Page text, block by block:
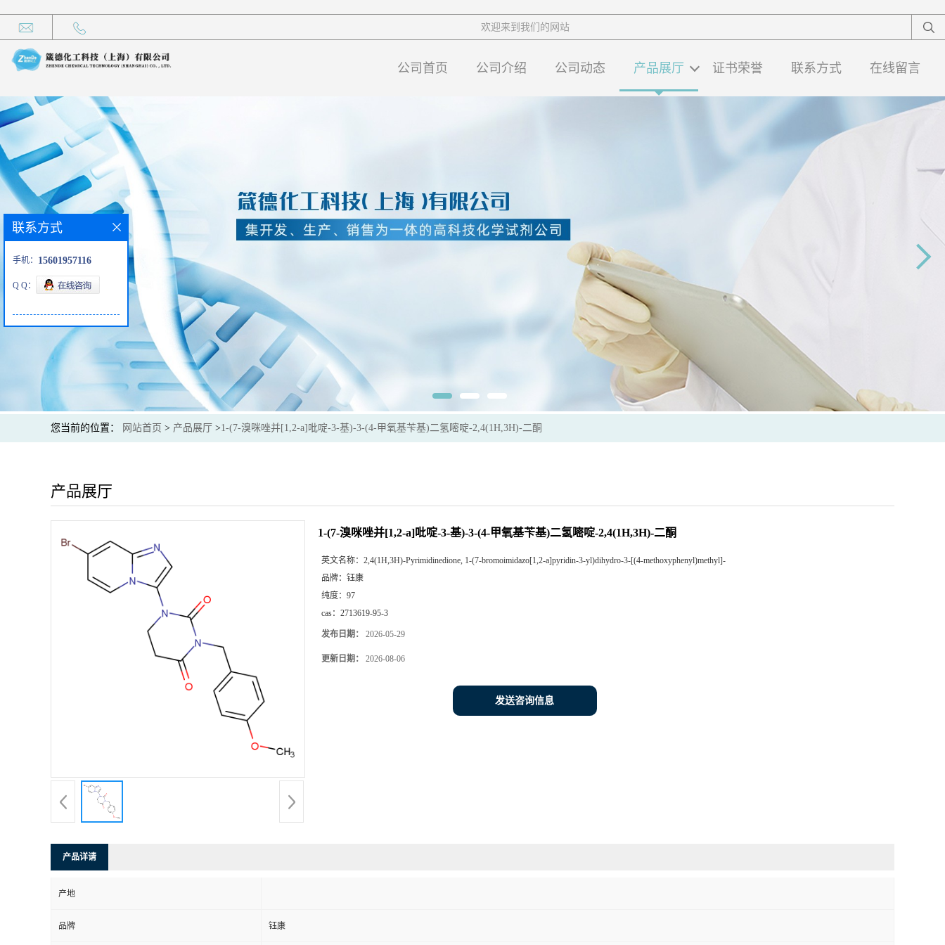
欢迎来到我们的网站
公司首页 公司介绍 公司动态 产品展厅 证书荣誉 联系方式 在线留言
您当前的位置： 网站首页 > 产品展厅 >1-(7-溴咪唑并[1,2-a]吡啶-3-基)-3-(4-甲氧基苄基)二氢嘧啶-2,4(1H,3H)-二酮
产品展厅
1-(7-溴咪唑并[1,2-a]吡啶-3-基)-3-(4-甲氧基苄基)二氢嘧啶-2,4(1H,3H)-二酮
英文名称： 2,4(1H,3H)-Pyrimidinedione, 1-(7-bromoimidazo[1,2-a]pyridin-3-yl)dihydro-3-[(4-methoxyphenyl)methyl]-
品牌： 钰康
纯度： 97
cas： 2713619-95-3
发布日期： 2026-05-29
更新日期： 2026-08-06
发送咨询信息
产品详请
产地
品牌 钰康
联系方式
手机： 15601957116
Q Q：